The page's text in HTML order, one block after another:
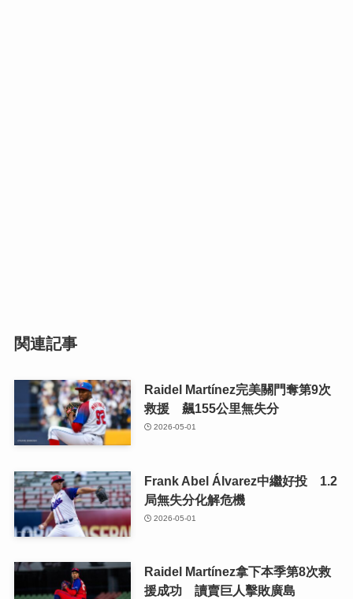
関連記事
Raidel Martínez完美關門奪第9次
救援 飆155公里無失分
2026-05-01
Frank Abel Álvarez中繼好投 1.2
局無失分化解危機
2026-05-01
Raidel Martínez拿下本季第8次救
援成功 讀賣巨人擊敗廣島